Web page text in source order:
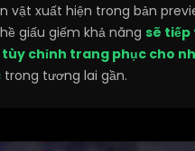
vật xuất hiện trong bản
giấu giếm khả năng sẽ tiếp
chỉnh trang phục cho
trong tương lai gần.